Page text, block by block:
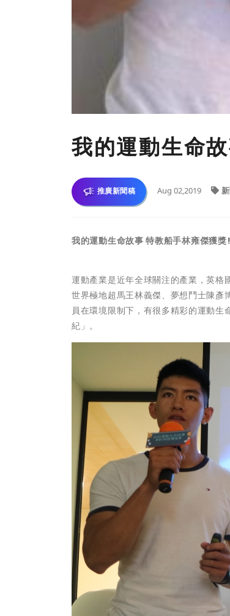
我的運動生命
推廣新聞稿 Aug 02,2019
我的運動生命故事 特教船手林雍傑獲獎!
運動產業是近年全球關注的產業，英
世界極地超馬王林義傑、夢想鬥士陳彥
員在環境限制下，有很多精彩的運動
紀」。